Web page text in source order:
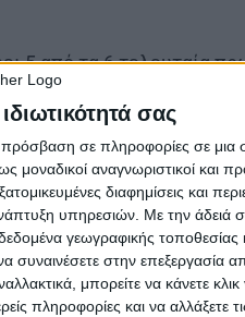
σας
πρόσβαση σε πληροφορίες σε
αναγνωριστικοί και
διαφημίσεις και
υπηρεσιών. Με την άδειά
γεωγραφικής τοποθεσίας
στην επεξεργασία
μπορείτε να κάνετε κλικ
πληροφορίες και να αλλάξετε
5 από τα 6 τελευταία
αγγλικό
τα 26 τελευταία
Ευρώπης
αυτό είχε συμβεί με